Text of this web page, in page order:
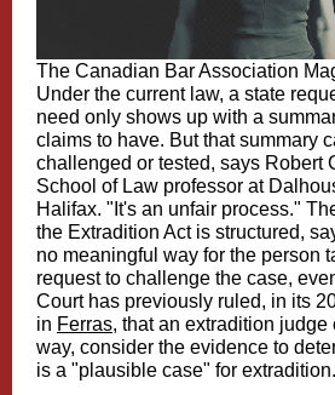
The Canadian Bar Association
Under the current law, a state
need only shows up with a
claims to have. But that summary
challenged or tested, says Robert
School of Law professor at
Halifax. "It's an unfair process."
the Extradition Act is structured,
no meaningful way for the person
request to challenge the case,
Court has previously ruled, in its
in Ferras, that an extradition judge
way, consider the evidence to
is a "plausible case" for extradition.